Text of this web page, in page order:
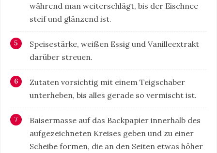
während man weiterschlägt, bis der Eischnee
steif und glänzend ist.
Speisestärke, weißen Essig und Vanilleextrakt
darüber streuen.
Zutaten vorsichtig mit einem Teigschaber
unterheben, bis alles gerade so vermischt ist.
Baisermasse auf das Backpapier innerhalb des
aufgezeichneten Kreises geben und zu einer
Scheibe formen, die an den Seiten etwas höher